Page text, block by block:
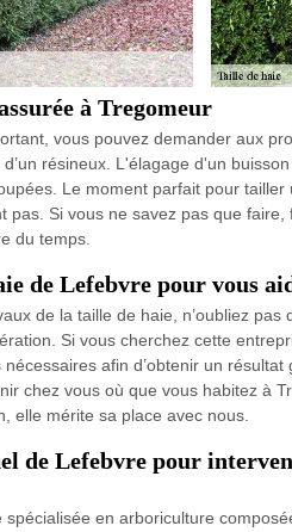
à Tregomeur
vous pouvez demander aux
résineux. L'élagage d'un
Le moment parfait pour
pas. Si vous ne savez pas que
du temps.
de Lefebvre pour vous
de la taille de haie, n’oubliez
Si vous cherchez cette
afin d’obtenir un
chez vous où que vous habitez à
elle mérite sa place avec nous.
de Lefebvre pour
en arboriculture